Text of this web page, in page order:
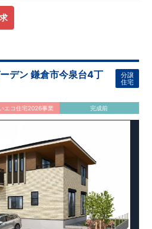
）の広々とした敷地を確保。並列
えており、複数台所有のご家庭や
変型プラン
なフレキシブルルームを採用。折上
イドバルコニー、室内物干しな
備も充実しています。
0.9km）
歩5分）
目店（徒歩3分）
4分）
デン 鎌倉市今泉台4丁
分譲
住宅
エコ住宅2026事業 完成前